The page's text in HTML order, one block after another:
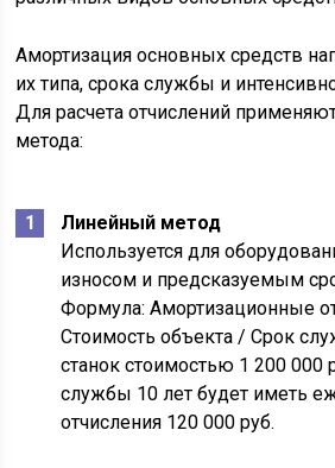
Амортизация основных средств
их типа, срока службы и
Для расчета отчислений
метода:
Линейный метод
Используется для
износом и предсказуемым
Формула: Амортизационные
Стоимость объекта / Срок
станок стоимостью 1 200 000
службы 10 лет будет иметь
отчисления 120 000 руб.